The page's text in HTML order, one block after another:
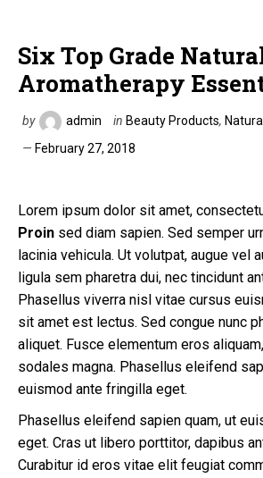
Six Top Grade
Aromatherapy
by admin in Beauty Products,
February 27, 2018
Lorem ipsum dolor sit amet,
Proin sed diam sapien. Sed semper
lacinia vehicula. Ut volutpat, augue vel
ligula sem pharetra dui, nec tincidunt
Phasellus viverra nisl vitae cursus
sit amet est lectus. Sed congue nunc
aliquet. Fusce elementum eros
sodales magna. Phasellus eleifend
euismod ante fringilla eget.
Phasellus eleifend sapien quam, ut
eget. Cras ut libero porttitor, dapibus
Curabitur id eros vitae elit feugiat